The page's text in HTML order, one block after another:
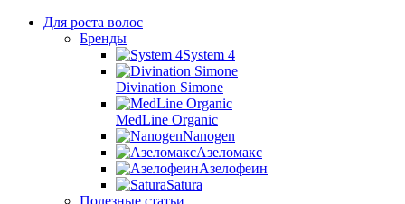
Для роста волос
Бренды
System 4
Divination Simone
MedLine Organic
Nanogen
Азеломакс
Азелофеин
Satura
Полезные статьи